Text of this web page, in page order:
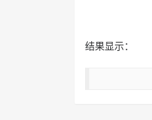
结果显示：